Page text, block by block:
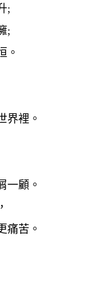
;
;
。
界裡。
一顧。
痛苦。